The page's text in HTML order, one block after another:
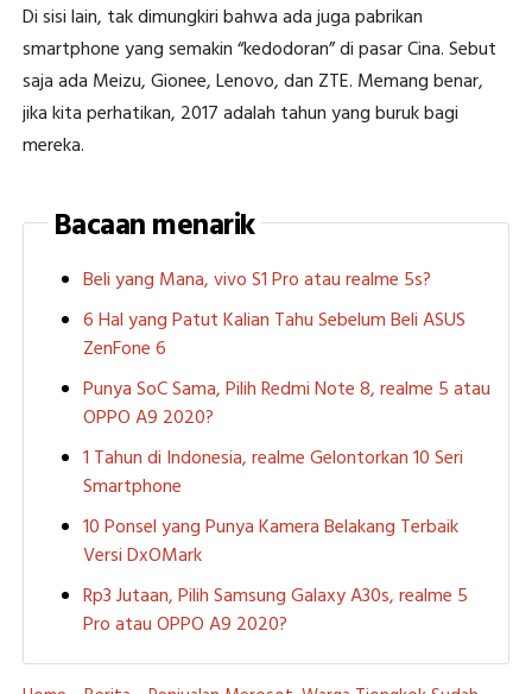
Di sisi lain, tak dimungkiri bahwa ada juga pabrikan
smartphone yang semakin “kedodoran” di pasar Cina. Sebut
saja ada Meizu, Gionee, Lenovo, dan ZTE. Memang benar,
jika kita perhatikan, 2017 adalah tahun yang buruk bagi
mereka.
Bacaan menarik
Beli yang Mana, vivo S1 Pro atau realme 5s?
6 Hal yang Patut Kalian Tahu Sebelum Beli ASUS
ZenFone 6
Punya SoC Sama, Pilih Redmi Note 8, realme 5 atau
OPPO A9 2020?
1 Tahun di Indonesia, realme Gelontorkan 10 Seri
Smartphone
10 Ponsel yang Punya Kamera Belakang Terbaik
Versi DxOMark
Rp3 Jutaan, Pilih Samsung Galaxy A30s, realme 5
Pro atau OPPO A9 2020?